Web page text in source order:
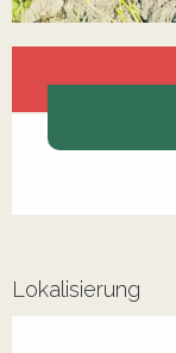
Lokalisierung